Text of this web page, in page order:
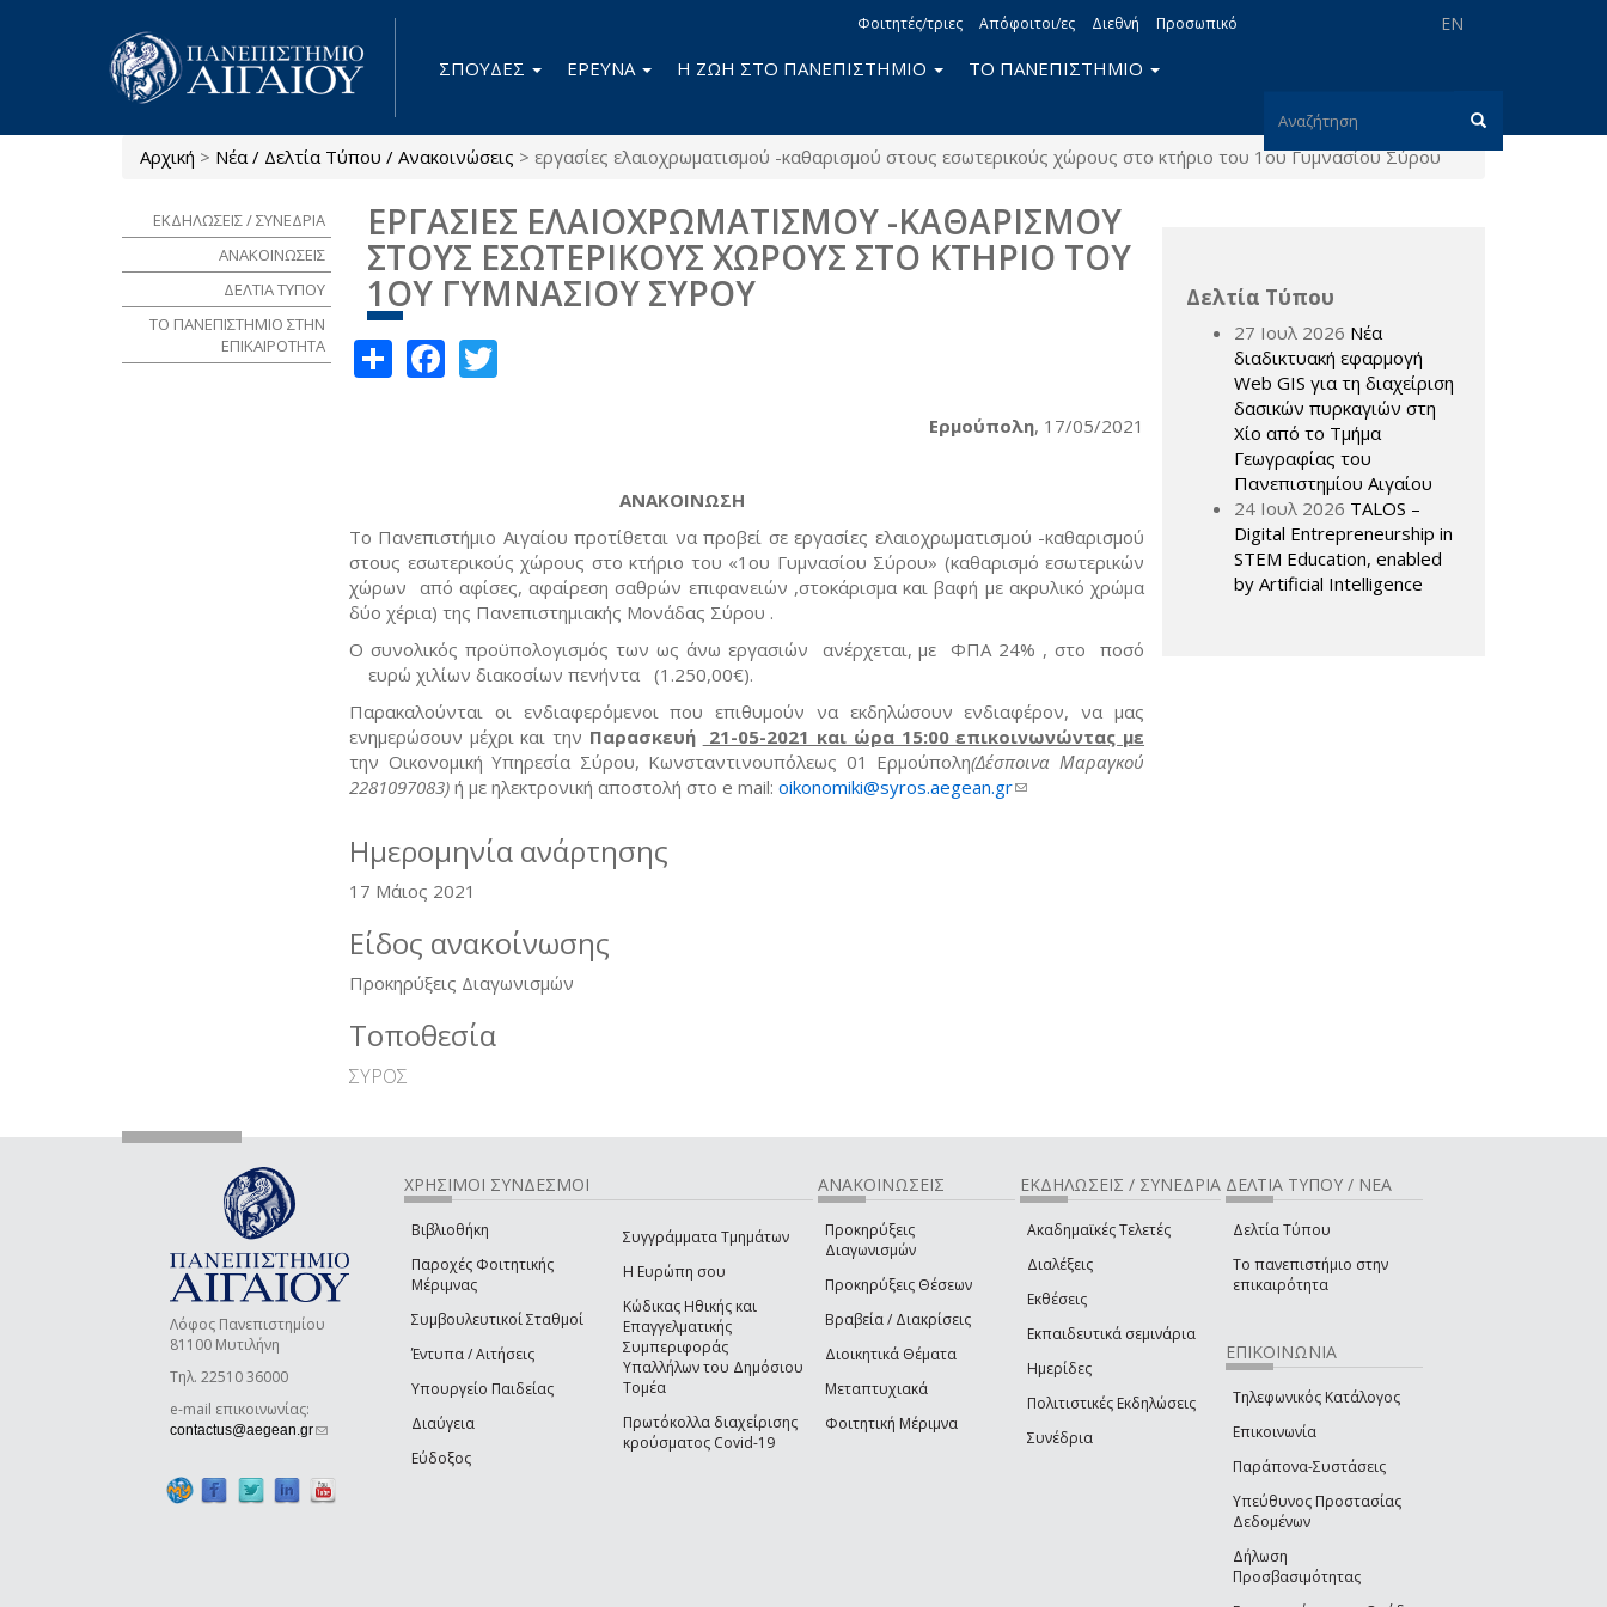
EN
Φοιτητές/τριες Απόφοιτοι/ες Διεθνή Προσωπικό
Φόρμα
αναζήτησης
Αναζήτηση
ΣΠΟΥΔΕΣ ΕΡΕΥΝΑ Η ΖΩΗ ΣΤΟ ΠΑΝΕΠΙΣΤΗΜΙΟ ΤΟ ΠΑΝΕΠΙΣΤΗΜΙΟ
Είστε εδώ
Αρχική > Νέα / Δελτία Τύπου / Ανακοινώσεις > εργασίες ελαιοχρωματισμού -καθαρισμού στους εσωτερικούς χώρους στο κτήριο του 1ου Γυμνασίου Σύρου
ΕΡΓΑΣΙΕΣ ΕΛΑΙΟΧΡΩΜΑΤΙΣΜΟΥ -ΚΑΘΑΡΙΣΜΟΥ
ΣΤΟΥΣ ΕΣΩΤΕΡΙΚΟΥΣ ΧΩΡΟΥΣ ΣΤΟ ΚΤΗΡΙΟ ΤΟΥ
1ΟΥ ΓΥΜΝΑΣΙΟΥ ΣΥΡΟΥ
ShareFacebook
Ερμούπολη, 17/05/2021
ΑΝΑΚΟΙΝΩΣΗ
Το Πανεπιστήμιο Αιγαίου προτίθεται να προβεί σε εργασίες ελαιοχρωματισμού -καθαρισμού
στους εσωτερικούς χώρους στο κτήριο του «1ου Γυμνασίου Σύρου» (καθαρισμό εσωτερικών
χώρων από αφίσες, αφαίρεση σαθρών επιφανειών ,στοκάρισμα και βαφή με ακρυλικό χρώμα
δύο χέρια) της Πανεπιστημιακής Μονάδας Σύρου .
Ο συνολικός προϋπολογισμός των ως άνω εργασιών ανέρχεται, με ΦΠΑ 24% , στο ποσό
ευρώ χιλίων διακοσίων πενήντα (1.250,00€).
Παρακαλούνται οι ενδιαφερόμενοι που επιθυμούν να εκδηλώσουν ενδιαφέρον, να μας
ενημερώσουν μέχρι και την Παρασκευή 21-05-2021 και ώρα 15:00 επικοινωνώντας με
την Οικονομική Υπηρεσία Σύρου, Κωνσταντινουπόλεως 01 Ερμούπολη(Δέσποινα Μαραγκού
2281097083) ή με ηλεκτρονική αποστολή στο e mail: oikonomiki@syros.aegean.gr(link sends e-
Ημερομηνία ανάρτησης
17 Μάιος 2021
Είδος ανακοίνωσης
Προκηρύξεις Διαγωνισμών
Τοποθεσία
ΣΥΡΟΣ
ΕΚΔΗΛΩΣΕΙΣ / ΣΥΝΕΔΡΙΑ
ΑΝΑΚΟΙΝΩΣΕΙΣ
ΔΕΛΤΙΑ ΤΥΠΟΥ
ΤΟ ΠΑΝΕΠΙΣΤΗΜΙΟ ΣΤΗΝ
ΕΠΙΚΑΙΡΟΤΗΤΑ
Δελτία Τύπου
27 Ιουλ 2026 Νέα
διαδικτυακή εφαρμογή
Web GIS για τη διαχείριση
δασικών πυρκαγιών στη
Χίο από το Τμήμα
Γεωγραφίας του
Πανεπιστημίου Αιγαίου
24 Ιουλ 2026 TALOS –
Digital Entrepreneurship in
STEM Education, enabled
by Artificial Intelligence
Λόφος Πανεπιστημίου
81100 Μυτιλήνη
Τηλ. 22510 36000
e-mail επικοινωνίας:
contactus@aegean.gr(link sends e-mail)
ΧΡΗΣΙΜΟΙ ΣΥΝΔΕΣΜΟΙ
Βιβλιοθήκη
Παροχές Φοιτητικής
Μέριμνας
Συμβουλευτικοί Σταθμοί
Έντυπα / Αιτήσεις
Υπουργείο Παιδείας
Διαύγεια
Εύδοξος
Συγγράμματα Τμημάτων
Η Ευρώπη σου
Κώδικας Ηθικής και
Επαγγελματικής
Συμπεριφοράς
Υπαλλήλων του Δημόσιου
Τομέα
Πρωτόκολλα διαχείρισης
κρούσματος Covid-19
ΑΝΑΚΟΙΝΩΣΕΙΣ
Προκηρύξεις
Διαγωνισμών
Προκηρύξεις Θέσεων
Βραβεία / Διακρίσεις
Διοικητικά Θέματα
Μεταπτυχιακά
Φοιτητική Μέριμνα
ΕΚΔΗΛΩΣΕΙΣ / ΣΥΝΕΔΡΙΑ
Ακαδημαϊκές Τελετές
Διαλέξεις
Εκθέσεις
Εκπαιδευτικά σεμινάρια
Ημερίδες
Πολιτιστικές Εκδηλώσεις
Συνέδρια
ΔΕΛΤΙΑ ΤΥΠΟΥ / ΝΕΑ
Δελτία Τύπου
Το πανεπιστήμιο στην
επικαιρότητα
ΕΠΙΚΟΙΝΩΝΙΑ
Τηλεφωνικός Κατάλογος
Επικοινωνία
Παράπονα-Συστάσεις
Υπεύθυνος Προστασίας
Δεδομένων
Δήλωση
Προσβασιμότητας